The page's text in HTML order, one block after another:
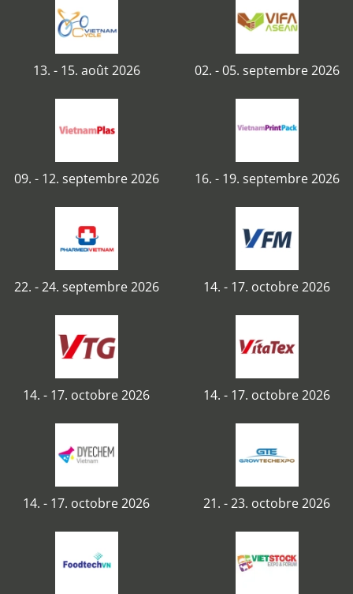
13. - 15. août 2026 02. - 05. septembre 2026
09. - 12. septembre 2026 16. - 19. septembre 2026
22. - 24. septembre 2026 14. - 17. octobre 2026
14. - 17. octobre 2026 14. - 17. octobre 2026
14. - 17. octobre 2026 21. - 23. octobre 2026